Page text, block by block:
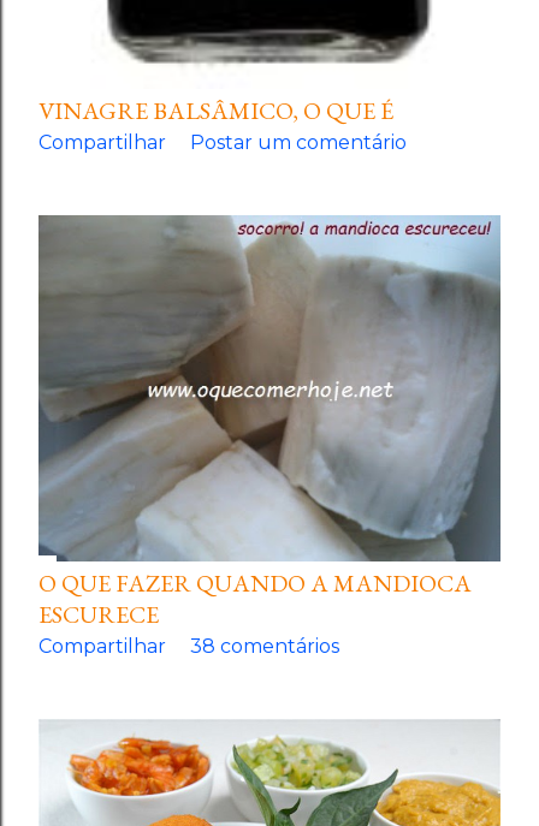
VINAGRE BALSÂMICO, O QUE É
Compartilhar Postar um comentário
O QUE FAZER QUANDO A MANDIOCA
ESCURECE
Compartilhar 38 comentários